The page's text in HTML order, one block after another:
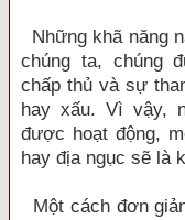
Những khã năng
chúng ta, chúng
chấp thủ và sự
hay xấu. Vì vậy,
được hoạt động,
hay địa ngục sẽ là
Một cách đơn